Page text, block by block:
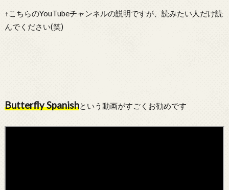
↑こちらのYouTubeチャンネルの説明ですが、読みたい人だけ読
んでください(笑)
Butterfly Spanishという動画がすごくお勧めです